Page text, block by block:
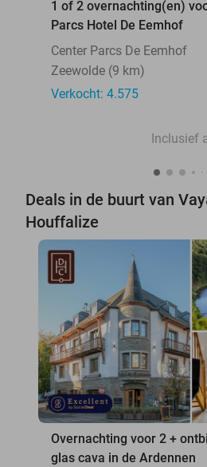
1 of 2 overnachting(en)
Parcs Hotel De Eemhof
Center Parcs De Eemhof
Zeewolde (9 km)
Verkocht: 4.575
Inclusief
Deals in de buurt van
Houffalize
Overnachting voor 2 +
glas cava in de Ardennen